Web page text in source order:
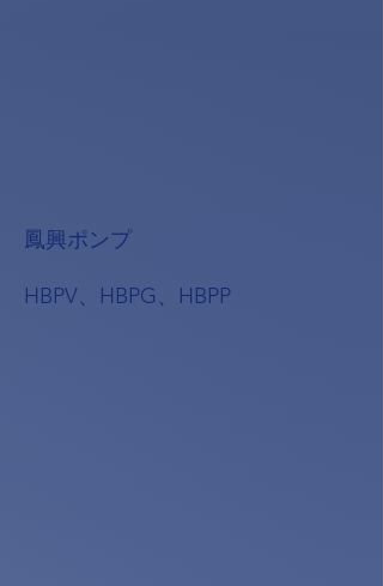
鳳興ポンプ
HBPV、HBPG、HBPP